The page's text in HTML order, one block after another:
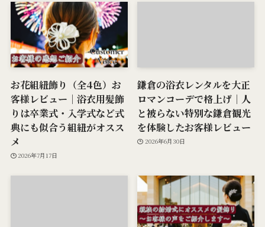
お花組紐飾り（全4色）お
客様レビュー｜浴衣用髪飾
りは卒業式・入学式など式
典にも似合う組紐がオスス
メ
2026年7月17日
鎌倉の浴衣レンタルを大正
ロマンコーデで格上げ｜人
と被らない特別な鎌倉観光
を体験したお客様レビュー
2026年6月30日